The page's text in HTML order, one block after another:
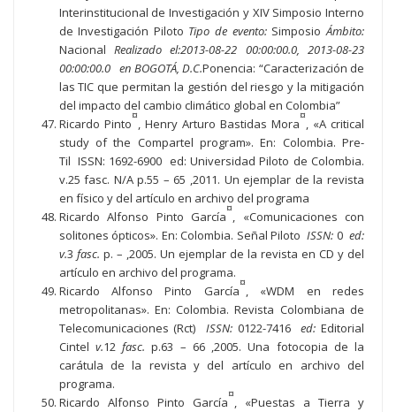
Interinstitucional de Investigación y XIV Simposio Interno
de Investigación Piloto Tipo de evento: SimposioÁmbito:
Nacional Realizado el:2013-08-22 00:00:00.0, 2013-08-23
00:00:00.0 en BOGOTÁ, D.C.Ponencia: “Caracterización de
las TIC que permitan la gestión del riesgo y la mitigación
del impacto del cambio climático global en Colombia”
Ricardo Pinto
¤
, Henry Arturo Bastidas Mora
¤
, «A critical
study of the Compartel program». En: Colombia. Pre-
Til ISSN: 1692-6900 ed: Universidad Piloto de Colombia.
v.25 fasc. N/A p.55 – 65 ,2011. Un ejemplar de la revista
en físico y del artículo en archivo del programa
Ricardo Alfonso Pinto García
¤
, «Comunicaciones con
solitones ópticos». En: Colombia. Señal PilotoISSN: 0ed:
v.3 fasc. p. – ,2005. Un ejemplar de la revista en CD y del
artículo en archivo del programa.
Ricardo Alfonso Pinto García
¤
, «WDM en redes
metropolitanas». En: Colombia. Revista Colombiana de
Telecomunicaciones (Rct) ISSN:0122-7416ed: Editorial
Cintel v.12fasc. p.63 – 66 ,2005. Una fotocopia de la
carátula de la revista y del artículo en archivo del
programa.
Ricardo Alfonso Pinto García
¤
, «Puestas a Tierra y